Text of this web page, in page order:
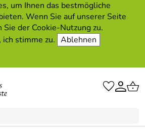
um Ihnen das bestmögliche
Wenn Sie auf unserer Seite
der Cookie-Nutzung zu.
stimme zu. Ablehnen